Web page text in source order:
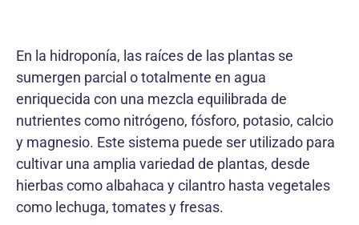
En la hidroponía, las raíces de las plantas se
sumergen parcial o totalmente en agua
enriquecida con una mezcla equilibrada de
nutrientes como nitrógeno, fósforo, potasio, calcio
y magnesio. Este sistema puede ser utilizado para
cultivar una amplia variedad de plantas, desde
hierbas como albahaca y cilantro hasta vegetales
como lechuga, tomates y fresas.